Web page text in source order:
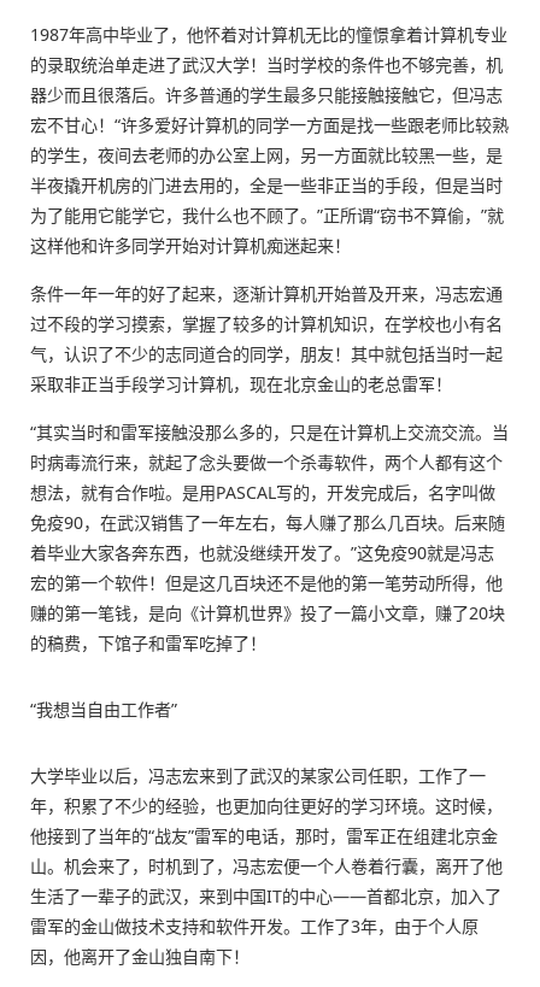
1987年高中毕业了，他怀着对计算机无比的憧憬拿着计算机专业
的录取统治单走进了武汉大学！当时学校的条件也不够完善，机
器少而且很落后。许多普通的学生最多只能接触接触它，但冯志
宏不甘心！“许多爱好计算机的同学一方面是找一些跟老师比较熟
的学生，夜间去老师的办公室上网，另一方面就比较黑一些，是
半夜撬开机房的门进去用的，全是一些非正当的手段，但是当时
为了能用它能学它，我什么也不顾了。”正所谓“窃书不算偷，”就
这样他和许多同学开始对计算机痴迷起来！
条件一年一年的好了起来，逐渐计算机开始普及开来，冯志宏通
过不段的学习摸索，掌握了较多的计算机知识，在学校也小有名
气，认识了不少的志同道合的同学，朋友！其中就包括当时一起
采取非正当手段学习计算机，现在北京金山的老总雷军！
“其实当时和雷军接触没那么多的，只是在计算机上交流交流。当
时病毒流行来，就起了念头要做一个杀毒软件，两个人都有这个
想法，就有合作啦。是用PASCAL写的，开发完成后，名字叫做
免疫90，在武汉销售了一年左右，每人赚了那么几百块。后来随
着毕业大家各奔东西，也就没继续开发了。”这免疫90就是冯志
宏的第一个软件！但是这几百块还不是他的第一笔劳动所得，他
赚的第一笔钱，是向《计算机世界》投了一篇小文章，赚了20块
的稿费，下馆子和雷军吃掉了！
“我想当自由工作者”
大学毕业以后，冯志宏来到了武汉的某家公司任职，工作了一
年，积累了不少的经验，也更加向往更好的学习环境。这时候，
他接到了当年的“战友”雷军的电话，那时，雷军正在组建北京金
山。机会来了，时机到了，冯志宏便一个人卷着行囊，离开了他
生活了一辈子的武汉，来到中国IT的中心——首都北京，加入了
雷军的金山做技术支持和软件开发。工作了3年，由于个人原
因，他离开了金山独自南下！